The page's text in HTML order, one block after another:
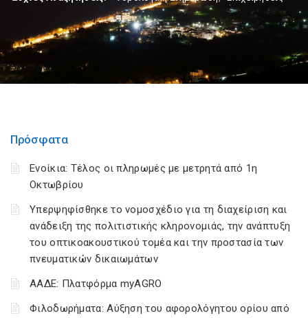
Πρόσφατα
Ενοίκια: Τέλος οι πληρωμές με μετρητά από 1η
Οκτωβρίου
Υπερψηφίσθηκε το νομοσχέδιο για τη διαχείριση και
ανάδειξη της πολιτιστικής κληρονομιάς, την ανάπτυξη
του οπτικοακουστικού τομέα και την προστασία των
πνευματικών δικαιωμάτων
ΑΑΔΕ: Πλατφόρμα myAGRO
Φιλοδωρήματα: Αύξηση του αφορολόγητου ορίου από